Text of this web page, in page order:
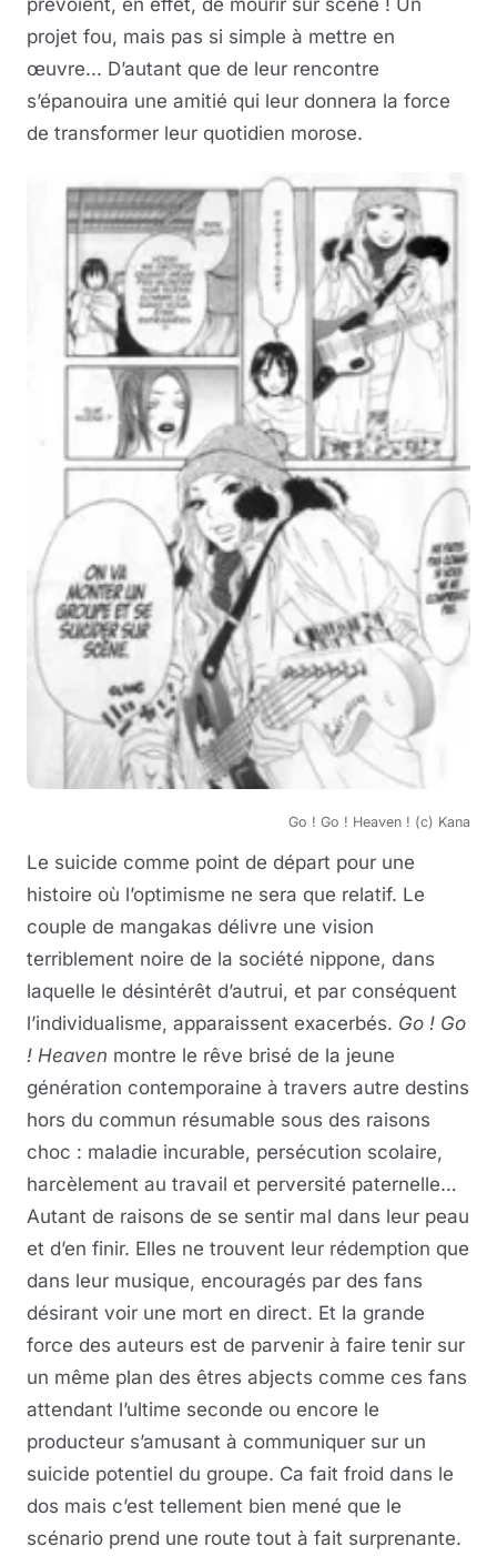
prévoient, en effet, de mourir sur scène ! Un
projet fou, mais pas si simple à mettre en
œuvre... D’autant que de leur rencontre
s’épanouira une amitié qui leur donnera la force
de transformer leur quotidien morose.
Go ! Go ! Heaven ! (c) Kana
Le suicide comme point de départ pour une
histoire où l’optimisme ne sera que relatif. Le
couple de mangakas délivre une vision
terriblement noire de la société nippone, dans
laquelle le désintérêt d’autrui, et par conséquent
l’individualisme, apparaissent exacerbés. Go ! Go
! Heaven montre le rêve brisé de la jeune
génération contemporaine à travers autre destins
hors du commun résumable sous des raisons
choc : maladie incurable, persécution scolaire,
harcèlement au travail et perversité paternelle…
Autant de raisons de se sentir mal dans leur peau
et d’en finir. Elles ne trouvent leur rédemption que
dans leur musique, encouragés par des fans
désirant voir une mort en direct. Et la grande
force des auteurs est de parvenir à faire tenir sur
un même plan des êtres abjects comme ces fans
attendant l’ultime seconde ou encore le
producteur s’amusant à communiquer sur un
suicide potentiel du groupe. Ca fait froid dans le
dos mais c’est tellement bien mené que le
scénario prend une route tout à fait surprenante.